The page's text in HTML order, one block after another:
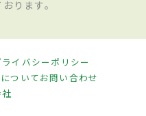
注射後、造影剤
てしまえば、色
ります。
ライバシーポリシー
ついてお問い合わせ